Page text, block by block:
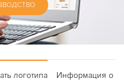
логотипа Информация о